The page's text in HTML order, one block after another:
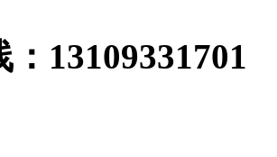
13109331701